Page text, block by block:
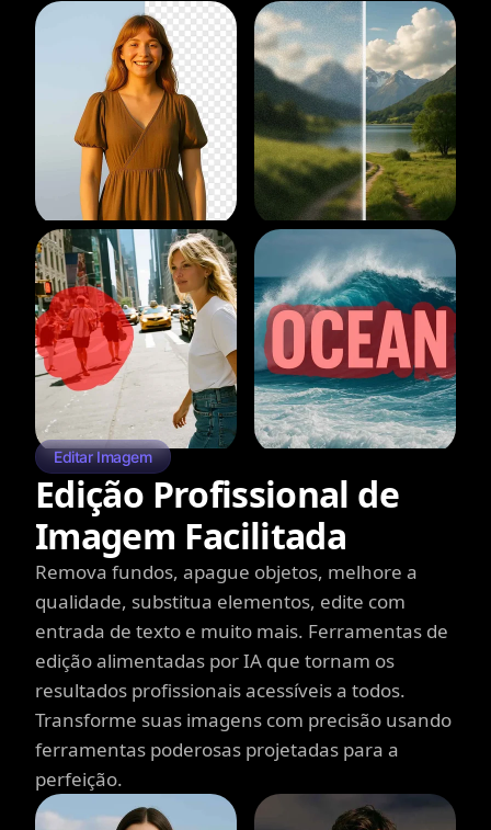
Editar Imagem
Edição Profissional de
Imagem Facilitada
Remova fundos, apague objetos, melhore a
qualidade, substitua elementos, edite com
entrada de texto e muito mais. Ferramentas de
edição alimentadas por IA que tornam os
resultados profissionais acessíveis a todos.
Transforme suas imagens com precisão usando
ferramentas poderosas projetadas para a
perfeição.